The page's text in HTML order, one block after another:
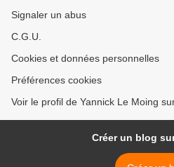
Signaler un abus
C.G.U.
Cookies et données personnelles
Préférences cookies
Voir le profil de Yannick Le Moing
Créer un blog